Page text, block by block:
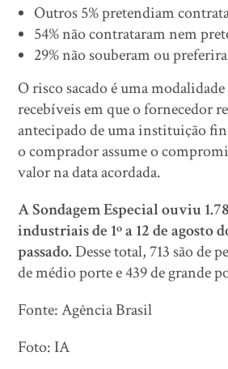
Outros 5% pretendiam
54% não contrataram nem
29% não souberam ou
O risco sacado é uma
recebíveis em que o fornecedor
antecipado de uma instituição
o comprador assume o
valor na data acordada.
A Sondagem Especial ouviu
industriais de 1º a 12 de agosto
passado.Desse total, 713 são de
de médio porte e 439 de grande
Fonte: Agência Brasil
Foto: IA